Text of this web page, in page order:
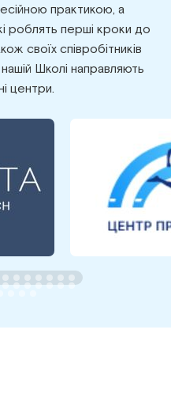
практикою, а
роблять перші кроки до
своїх співробітників
Школі направляють
центри.